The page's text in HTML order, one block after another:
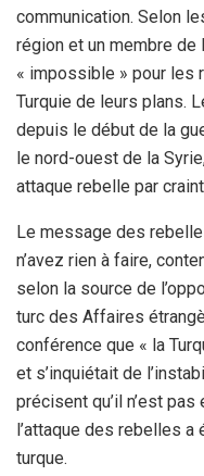
communication. Selon
région et un membre de
« impossible » pour les
Turquie de leurs plans.
depuis le début de la
le nord-ouest de la
attaque rebelle par
Le message des
n’avez rien à faire,
selon la source de
turc des Affaires
conférence que « la
et s’inquiétait de
précisent qu’il n’est
l’attaque des rebelles a
turque.